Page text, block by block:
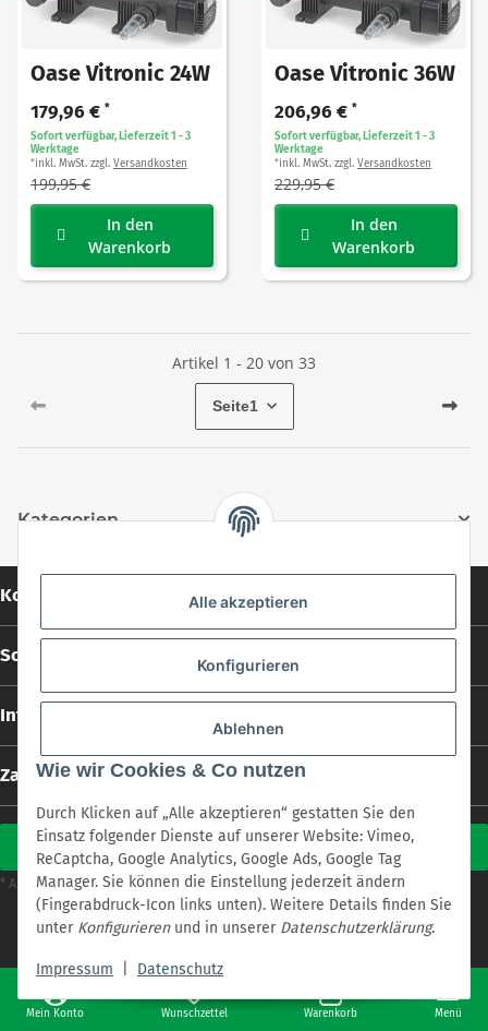
Alle akzeptieren
Konfigurieren
Ablehnen
Wie wir Cookies & Co nutzen
Durch Klicken auf „Alle akzeptieren“ gestatten Sie den
Einsatz folgender Dienste auf unserer Website: Vimeo,
ReCaptcha, Google Analytics, Google Ads, Google Tag
Manager. Sie können die Einstellung jederzeit ändern
(Fingerabdruck-Icon links unten). Weitere Details finden Sie
unter Konfigurierenund in unserer Datenschutzerklärung.
Impressum Datenschutz
Mein Konto Wunschzettel Warenkorb Menü
Oase Vitronic 24W
179,96 € *
Sofort verfügbar, Lieferzeit 1 - 3
Werktage
*inkl. MwSt. zzgl. Versandkosten
199,95 €
In den
Warenkorb
Oase Vitronic 36W
206,96 € *
Sofort verfügbar, Lieferzeit 1 - 3
Werktage
*inkl. MwSt. zzgl. Versandkosten
229,95 €
In den
Warenkorb
Artikel 1 - 20 von 33
Seite1
Kategorien
Kontakt
Social Media
Informationen
Zahlungs- und Versandarten
Vertrag widerrufen
* Alle Preise inkl. gesetzlicher USt., zzgl.Versand
* Alle Preise inkl. gesetzlicher USt., zzgl.Versand